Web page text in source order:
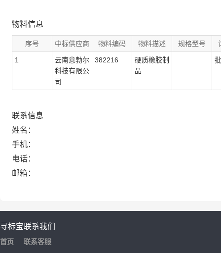
物料信息
序号 中标供应商 物料编码 物料描述 规格型号
1
云南意勃尔
科技有限公
司
382216
硬质橡胶制
品
批
联系信息
姓名：
手机：
电话：
邮箱：
寻标宝
首页
联系我们
联系客服